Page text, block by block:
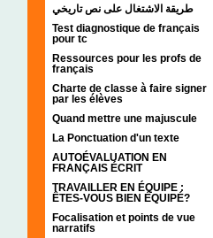
طريقة الاشتغال على نص تاريخي
Test diagnostique de français
pour tc
Ressources pour les profs de
français
Charte de classe à faire signer
par les élèves
Quand mettre une majuscule
La Ponctuation d'un texte
AUTOÉVALUATION EN
FRANÇAIS ÉCRIT
TRAVAILLER EN ÉQUIPE :
ÊTES-VOUS BIEN ÉQUIPÉ?
Focalisation et points de vue
narratifs